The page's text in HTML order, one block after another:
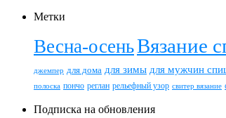
Метки
Весна-осеньВязание
джемпер для дома для зимы для мужчин
полоска пончо реглан рельефный узор свитер вязание
Подписка на обновления